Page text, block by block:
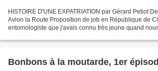
HISTOIRE D'UNE EXPATRIATION par Gérard Petiot
Avion la Route Proposition de job en République de
entomologiste que j'avais connu très jeune quand
Bonbons à la moutarde, 1er